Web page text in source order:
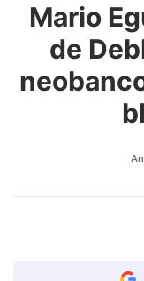
Mario
de